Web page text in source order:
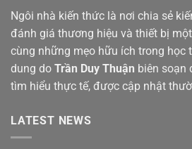
Ngôi nhà kiến thức là nơi chia sẻ
đánh giá thương hiệu và thiết bị
cùng những mẹo hữu ích trong học
dung do Trần Duy Thuận biên soạn
tìm hiểu thực tế, được cập nhật
LATEST NEWS